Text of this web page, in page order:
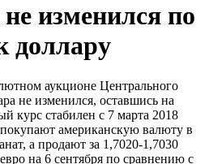
изменился по
доллару
аукционе Центрального
не изменился, оставшись на
курс стабилен с 7 марта 2018
американскую валюту в
а продают за 1,7020-1,7030
на 6 сентября по сравнению с